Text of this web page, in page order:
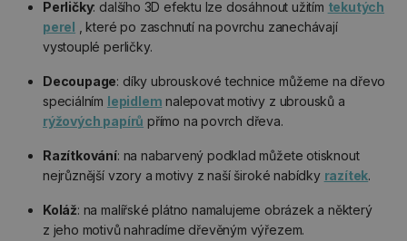
Perličky: dalšího 3D efektu lze dosáhnout užitím tekutých
perel , které po zaschnutí na povrchu zanechávají
vystouplé perličky.
Decoupage: díky ubrouskové technice můžeme na dřevo
speciálním lepidlem nalepovat motivy z ubrousků a
rýžových papírů přímo na povrch dřeva.
Razítkování: na nabarvený podklad můžete otisknout
nejrůznější vzory a motivy z naší široké nabídky razítek.
Koláž: na malířské plátno namalujeme obrázek a některý
z jeho motivů nahradíme dřevěným výřezem.